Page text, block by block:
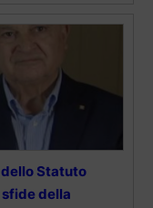
dello Statuto
della